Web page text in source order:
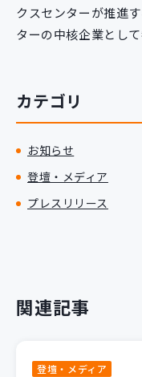
カスタマイズコース
イベント・セミナー
ニュース
採用情報
クスセンターが推進
ターの中核企業とし
カテゴリ
お知らせ
登壇・メディア
プレスリリース
関連記事
登壇・メディア